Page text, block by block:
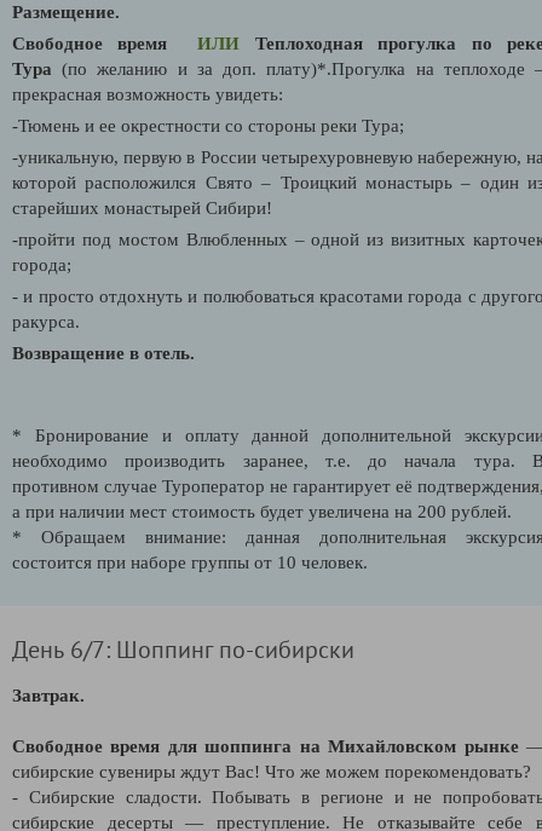
Размещение.
Свободное время
ИЛИ
Теплоходная прогулка по
Тура(по желанию и за доп. плату)*.Прогулка на теплоходе
прекрасная возможность увидеть:
-Тюмень и ее окрестности со стороны реки Тура;
-уникальную, первую в России четырехуровневую набережную,
которой расположился Свято – Троицкий монастырь – один
старейших монастырей Сибири!
-пройти под мостом Влюбленных – одной из визитных
города;
- и просто отдохнуть и полюбоваться красотами города с
ракурса.
Возвращение в отель.
* Бронирование и оплату данной дополнительной
необходимо производить заранее, т.е. до начала тура.
противном случае Туроператор не гарантирует её
а при наличии мест стоимость будет увеличена на 200 рублей.
* Обращаем внимание: данная дополнительная
состоится при наборе группы от 10 человек.
День 6/7: Шоппинг по-сибирски
Завтрак.
Свободное время для шоппинга на Михайловском рынке
сибирские сувениры ждут Вас! Что же можем порекомендовать?
- Сибирские сладости. Побывать в регионе и не
сибирские десерты — преступление. Не отказывайте себе